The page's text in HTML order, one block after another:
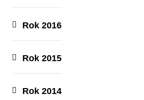
Rok 2016
Rok 2015
Rok 2014